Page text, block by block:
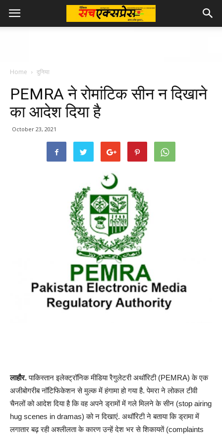
Home दुनिया
PEMRA ने रोमांटिक सीन न दिखाने
का आदेश दिया है
October 23, 2021
लाहौर.पाकिस्तान इलेक्ट्रॉनिक मीडिया रैगुलेटरी अथॉरिटी (PEMRA) के एक
अजीबोगरीब नॉटिफिकेशन से मुल्क में हंगामा हो गया है. पेमरा ने लोकल टीवी
चैनलों को आदेश दिया है कि वह अपने ड्रामों में गले मिलने के सीन (stop airing
hug scenes in dramas) को न दिखाएं. अथॉरिटी ने बताया कि ड्रामा में
लगातार बढ़ रही अश्लीलता के कारण उन्हें देश भर से शिकायतें (complaints